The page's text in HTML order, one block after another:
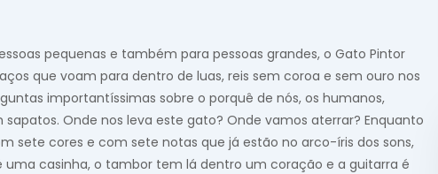
pequenas e também para pessoas grandes, o Gato Pintor
que voam para dentro de luas, reis sem coroa e sem ouro nos
importantíssimas sobre o porquê de nós, os humanos,
Onde nos leva este gato? Onde vamos aterrar? Enquanto
sete cores e com sete notas que já estão no arco-íris dos sons,
uma casinha, o tambor tem lá dentro um coração e a guitarra é